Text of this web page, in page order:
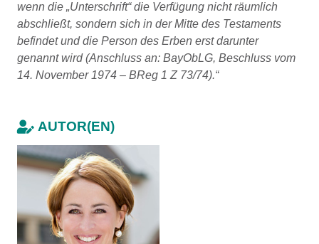
wenn die „Unterschrift“ die Verfügung nicht räumlich
abschließt, sondern sich in der Mitte des Testaments
befindet und die Person des Erben erst darunter
genannt wird (Anschluss an: BayObLG, Beschluss vom
14. November 1974 – BReg 1 Z 73/74).“
AUTOR(EN)